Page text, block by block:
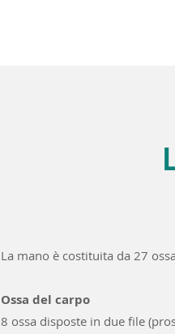
La mano è costituita da 27
Ossa del carpo
8 ossa disposte in due file